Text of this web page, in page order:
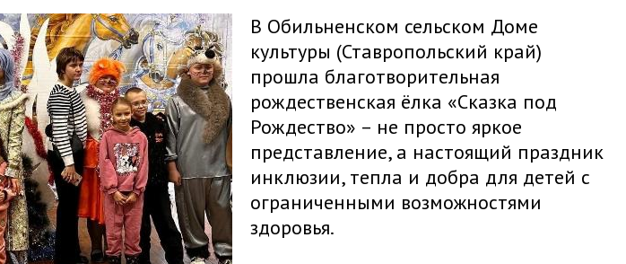
В Обильненском сельском Доме
культуры (Ставропольский край)
прошла благотворительная
рождественская ёлка «Сказка под
Рождество» – не просто яркое
представление, а настоящий праздник
инклюзии, тепла и добра для детей с
ограниченными возможностями
здоровья.